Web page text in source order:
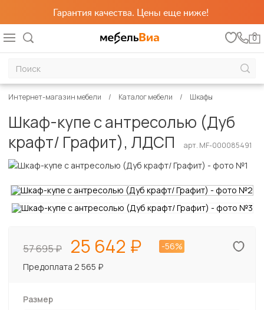
Гарантия качества. Цены еще ниже!
0
Интернет-магазин мебели Каталог мебели Шкафы
Шкаф-купе с антресолью (Дуб
крафт/ Графит), ЛДСП
арт. MF-000085491
57 695 25 642
-56%
Предоплата 2 565 ₽
Размер